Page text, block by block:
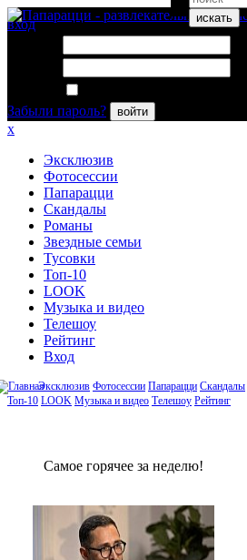
искать
вход
Забыли пароль?
войти
x
Эксклюзив
Фотосессии
Папарацци
Скандалы
Романы
Звездные семьи
Тусовки
Топ-10
LOOK
Музыка и видео
Телешоу
Рейтинг
Вход
Эксклюзив Фотосессии Папарацци Скандалы
Топ-10 LOOK Музыка и видео Телешоу Рейтинг
Сaмое гoрячее за неделю!